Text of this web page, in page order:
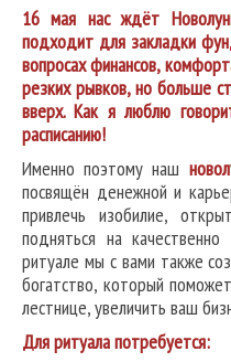
16 мая нас ждёт
подходит для закладки
вопросах финансов,
резких рывков, но больше
вверх. Как я люблю
расписанию!
Именно поэтому наш
посвящён денежной и
привлечь изобилие,
подняться на качественно
ритуале мы с вами также
богатство, который
лестнице, увеличить ваш
Для ритуала потребуется: